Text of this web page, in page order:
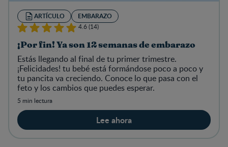
ARTÍCULO EMBARAZO
4.6 (14)
¡Por fin! Ya son 12 semanas de embarazo
Estás llegando al final de tu primer trimestre.
¡Felicidades! tu bebé está formándose poco a poco y
tu pancita va creciendo. Conoce lo que pasa con el
feto y los cambios que puedes esperar.
5 min lectura
Lee ahora